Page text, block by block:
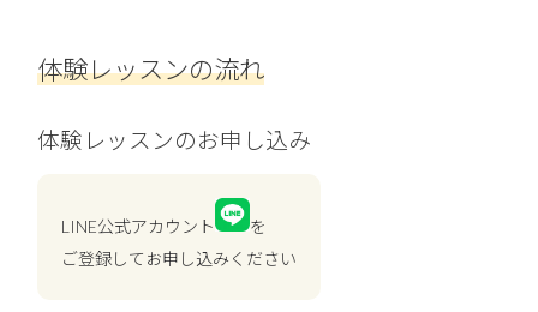
体験レッスンの流れ
体験レッスンのお申し込み
LINE公式アカウント
を
ご登録してお申し込みください